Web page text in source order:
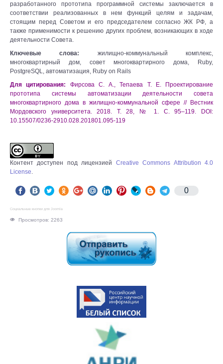
разработанного прототипа программной системы заключается в
соответствии реализованных в нем функций целям и задачам,
стоящим перед Советом и его председателем согласно ЖК РФ, а
также применимости к решению других проблем, возникающих в ходе
деятельности Совета.
Ключевые слова: жилищно-коммунальный комплекс,
многоквартирный дом, совет многоквартирного дома, Ruby,
PostgreSQL, автоматизация, Ruby on Rails
Для цитирования: Фирсова С. А., Тепаева Т. Е. Проектирование
прототипа системы автоматизации деятельности совета
многоквартирного дома в жилищно-коммунальной сфере // Вестник
Мордовского университета. 2018. Т. 28, № 1. С. 95–119. DOI:
10.15507/0236-2910.028.201801.095-119
Контент доступен под лицензией Creative Commons Attribution 4.0
License.
0
Социальные кнопки для Joomla
Просмотров: 2263